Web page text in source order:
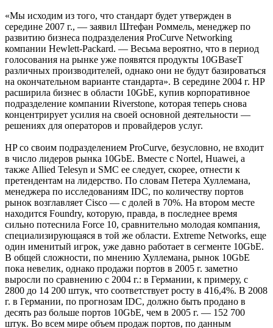
«Мы исходим из того, что стандарт будет утвержден в
середине 2007 г., — заявил Штефан Роммель, менеджер по
развитию бизнеса подразделения ProCurve Networking
компании Hewlett-Packard. — Весьма вероятно, что в период
голосования на рынке уже появятся продукты 10GBaseT
различных производителей, однако они не будут базироваться
на окончательном варианте стандарта». В середине 2004 г. HP
расширила бизнес в области 10GbE, купив корпоративное
подразделение компании Riverstone, которая теперь снова
концентрирует усилия на своей основной деятельности —
решениях для операторов и провайдеров услуг.
HP со своим подразделением ProCurve, безусловно, не входит
в число лидеров рынка 10GbE. Вместе с Nortel, Huawei, а
также Allied Telesyn и SMC ее следует, скорее, отнести к
претендентам на лидерство. По словам Петера Хуллемана,
менеджера по исследованиям IDC, по количеству портов
рынок возглавляет Cisco — с долей в 70%. На втором месте
находится Foundry, которую, правда, в последнее время
сильно потеснила Force 10, сравнительно молодая компания,
специализирующаяся в той же области. Extreme Networks, еще
один именитый игрок, уже давно работает в сегменте 10GbE.
В общей сложности, по мнению Хуллемана, рынок 10GbE
пока невелик, однако продажи портов в 2005 г. заметно
выросли по сравнению с 2004 г.: в Германии, к примеру, с
2800 до 14 200 штук, что соответствует росту в 416,4%. В 2008
г. в Германии, по прогнозам IDC, должно быть продано в
десять раз больше портов 10GbE, чем в 2005 г. — 152 700
штук. Во всем мире объем продаж портов, по данным